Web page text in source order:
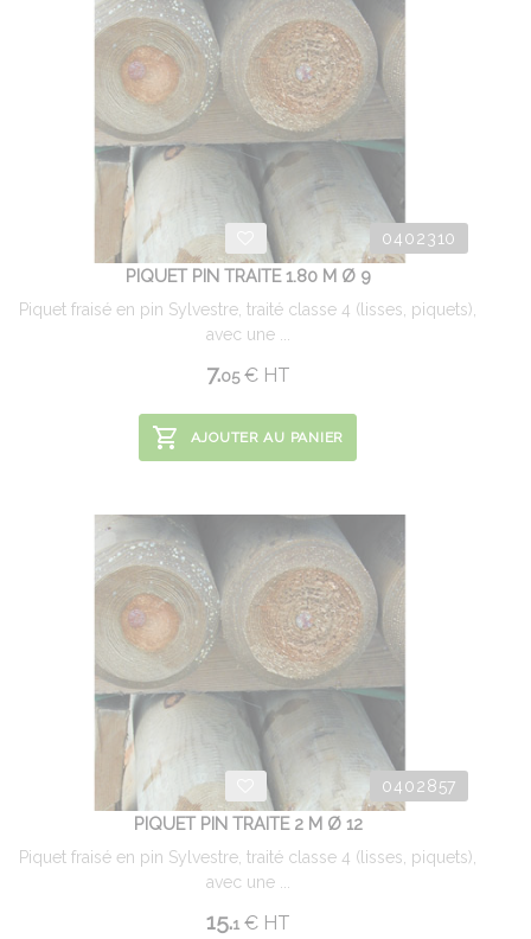
0402310
PIQUET PIN TRAITE 1.80 M Ø 9
Piquet fraisé en pin Sylvestre, traité classe 4 (lisses, piquets),
avec une ...
7.05 €HT
AJOUTER AU PANIER
0402857
PIQUET PIN TRAITE 2 M Ø 12
Piquet fraisé en pin Sylvestre, traité classe 4 (lisses, piquets),
avec une ...
15.1 €HT